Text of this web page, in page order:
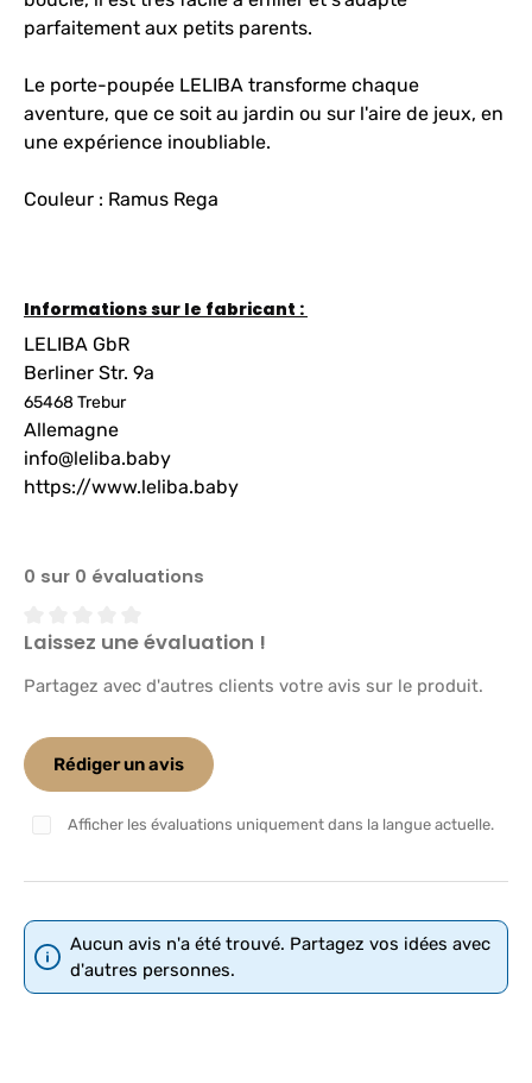
parfaitement aux petits parents.
Le porte-poupée LELIBA transforme chaque
aventure, que ce soit au jardin ou sur l'aire de jeux, en
une expérience inoubliable.
Couleur : Ramus Rega
Informations sur le fabricant :
LELIBA GbR
Berliner Str. 9a
65468 Trebur
Allemagne
info@leliba.baby
https://www.leliba.baby
0 sur 0 évaluations
Note moyenne de 0 sur 5 étoiles
Laissez une évaluation !
Partagez avec d'autres clients votre avis sur le produit.
Rédiger un avis
Afficher les évaluations uniquement dans la langue actuelle.
Aucun avis n'a été trouvé. Partagez vos idées avec
d'autres personnes.